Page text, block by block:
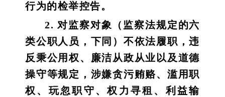
行为的检举控告。
2. 对监察对象（监察法规定的六
类公职人员，下同）不依法履职，违
反秉公用权、廉洁从政从业以及道德
操守等规定，涉嫌贪污贿赂、滥用职
权、玩忽职守、权力寻租、利益输